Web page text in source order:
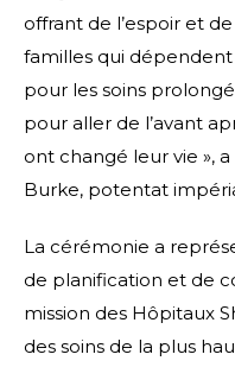
offrant de l’espoir et
familles qui
pour les soins
pour aller de l’avant
ont changé leur vie »,
Burke, potentat
La cérémonie a
de planification et de
mission des Hôpitaux
des soins de la plus